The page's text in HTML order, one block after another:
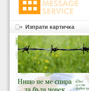
Изпрати картичка